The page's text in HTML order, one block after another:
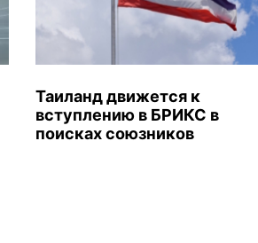
Таиланд движется к
вступлению в БРИКС в
поисках союзников